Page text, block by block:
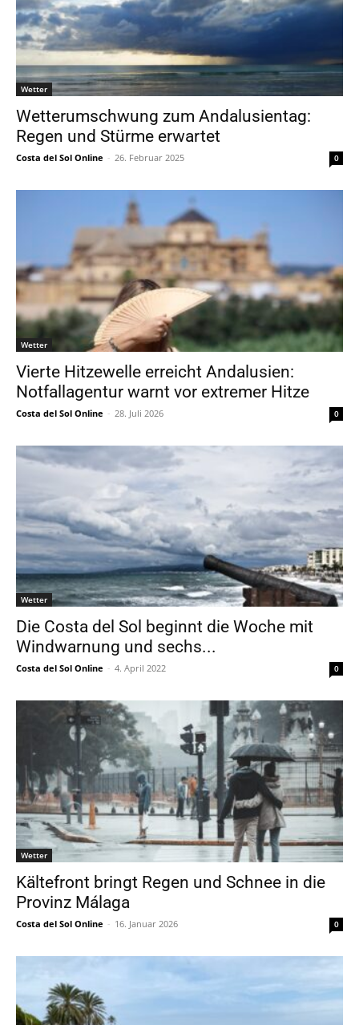
Wetter
Wetterumschwung zum Andalusientag:
Regen und Stürme erwartet
Costa del Sol Online - 26. Februar 2025 0
Wetter
Vierte Hitzewelle erreicht Andalusien:
Notfallagentur warnt vor extremer Hitze
Costa del Sol Online - 28. Juli 2026 0
Wetter
Die Costa del Sol beginnt die Woche mit
Windwarnung und sechs...
Costa del Sol Online - 4. April 2022 0
Wetter
Kältefront bringt Regen und Schnee in die
Provinz Málaga
Costa del Sol Online - 16. Januar 2026 0